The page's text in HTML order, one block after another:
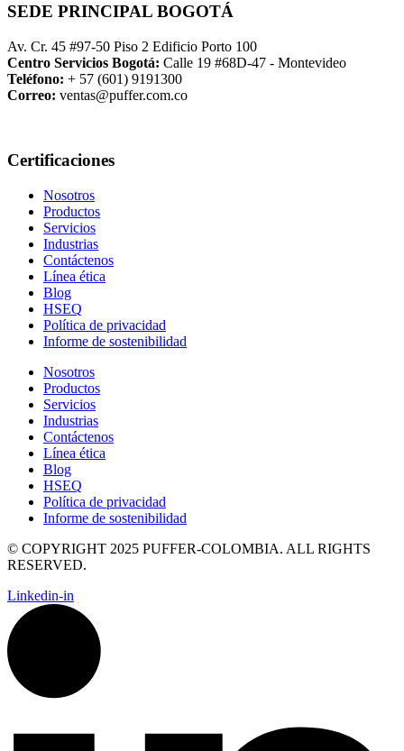
SEDE PRINCIPAL BOGOTÁ
Av. Cr. 45 #97-50 Piso 2 Edificio Porto 100
Centro Servicios Bogotá: Calle 19 #68D-47 - Montevideo
Teléfono: + 57 (601) 9191300
Correo: ventas@puffer.com.co
Certificaciones
Nosotros
Productos
Servicios
Industrias
Contáctenos
Línea ética
Blog
HSEQ
Política de privacidad
Informe de sostenibilidad
Nosotros
Productos
Servicios
Industrias
Contáctenos
Línea ética
Blog
HSEQ
Política de privacidad
Informe de sostenibilidad
© COPYRIGHT 2025 PUFFER-COLOMBIA. ALL RIGHTS
RESERVED.
Linkedin-in